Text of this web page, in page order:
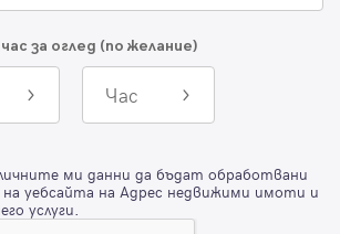
за оглед (по желание)
Час
ми данни да бъдат обработвани
на уебсайта на Адрес недвижими имоти и
услуги.